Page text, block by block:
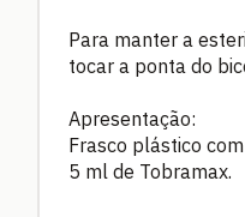
Para manter a
tocar a ponta do
Apresentação:
Frasco plástico
5 ml de Tobramax.